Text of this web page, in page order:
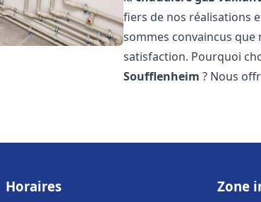
fiers de nos réalisations
sommes convaincus
satisfaction. Pourquoi
Soufflenheim ? Nous
Horaires Zone